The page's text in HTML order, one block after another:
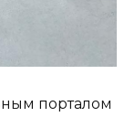
порталом